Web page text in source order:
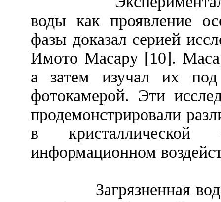
воды как проявление
фазы доказал серией
Имото Масару [10].
а затем изучал их под
фотокамерой. Эти
продемонстрировали
в кристаллической
информационном
Загрязненная